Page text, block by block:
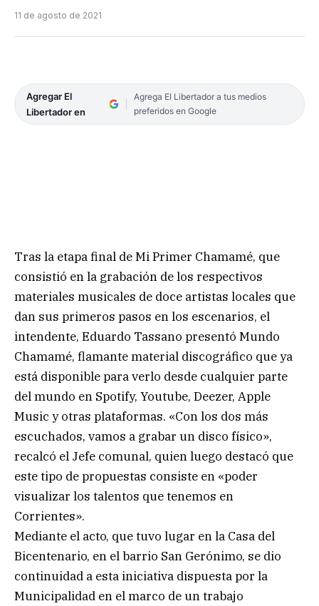
11 de agosto de 2021
Agregar El
Libertador en
Agrega El Libertador a tus medios
preferidos en Google
Tras la etapa final de Mi Primer Chamamé, que
consistió en la grabación de los respectivos
materiales musicales de doce artistas locales que
dan sus primeros pasos en los escenarios, el
intendente, Eduardo Tassano presentó Mundo
Chamamé, flamante material discográfico que ya
está disponible para verlo desde cualquier parte
del mundo en Spotify, Youtube, Deezer, Apple
Music y otras plataformas. «Con los dos más
escuchados, vamos a grabar un disco físico»,
recalcó el Jefe comunal, quien luego destacó que
este tipo de propuestas consiste en «poder
visualizar los talentos que tenemos en
Corrientes».
Mediante el acto, que tuvo lugar en la Casa del
Bicentenario, en el barrio San Gerónimo, se dio
continuidad a esta iniciativa dispuesta por la
Municipalidad en el marco de un trabajo